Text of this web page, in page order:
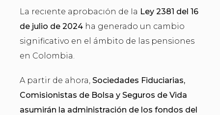
La reciente aprobación de la Ley 2381 del 16
de julio de 2024 ha generado un cambio
significativo en el ámbito de las pensiones
en Colombia.
A partir de ahora, Sociedades Fiduciarias,
Comisionistas de Bolsa y Seguros de Vida
asumirán la administración de los fondos del